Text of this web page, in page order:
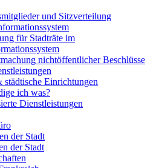
und Sitzverteilung
für Stadträte im
nichtöffentlicher Beschlüsse
städtische Einrichtungen
ich was?
Dienstleistungen
der Stadt
der Stadt